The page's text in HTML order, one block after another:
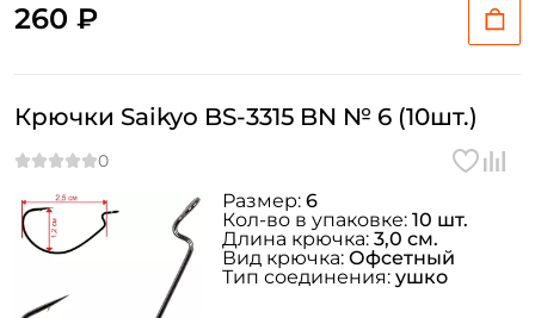
260 ₽
Крючки Saikyo BS-3315 BN № 6 (10шт.)
Размер: 6
Кол-во в упаковке: 10 шт.
Длина крючка: 3,0 см.
Вид крючка: Офсетный
Тип соединения: ушко